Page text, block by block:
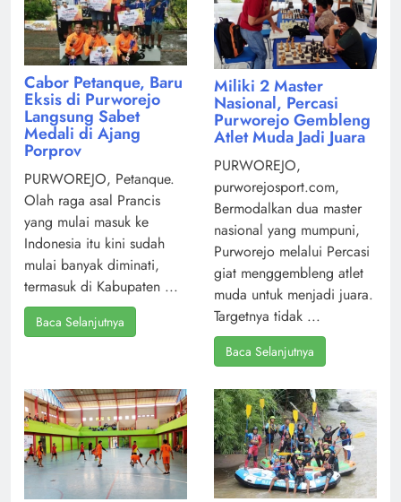
Cabor Petanque, Baru
Eksis di Purworejo
Langsung Sabet
Medali di Ajang
Porprov
PURWOREJO, Petanque.
Olah raga asal Prancis
yang mulai masuk ke
Indonesia itu kini sudah
mulai banyak diminati,
termasuk di Kabupaten ...
Baca Selanjutnya
Miliki 2 Master
Nasional, Percasi
Purworejo Gembleng
Atlet Muda Jadi Juara
PURWOREJO,
purworejosport.com,
Bermodalkan dua master
nasional yang mumpuni,
Purworejo melalui Percasi
giat menggembleng atlet
muda untuk menjadi juara.
Targetnya tidak ...
Baca Selanjutnya